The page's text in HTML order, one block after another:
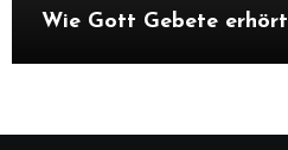
Wie Gott Gebete erhört